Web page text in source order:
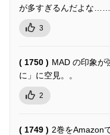
が多すぎるんだよな……
3
( 1750 ) MAD の印象が
に」に空見。。
2
( 1749 ) 2巻をAmazon